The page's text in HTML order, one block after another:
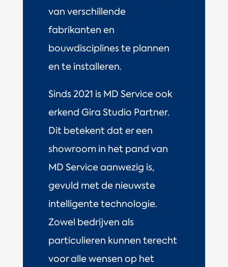
van verschillende
fabrikanten en
bouwdisciplines te plannen
en te installeren.
Sinds 2021 is MD Service ook
erkend Gira Studio Partner.
Dit betekent dat er een
showroom in het pand van
MD Service aanwezig is,
gevuld met de nieuwste
intelligente technologie.
Zowel bedrijven als
particulieren kunnen terecht
voor alle wensen op het